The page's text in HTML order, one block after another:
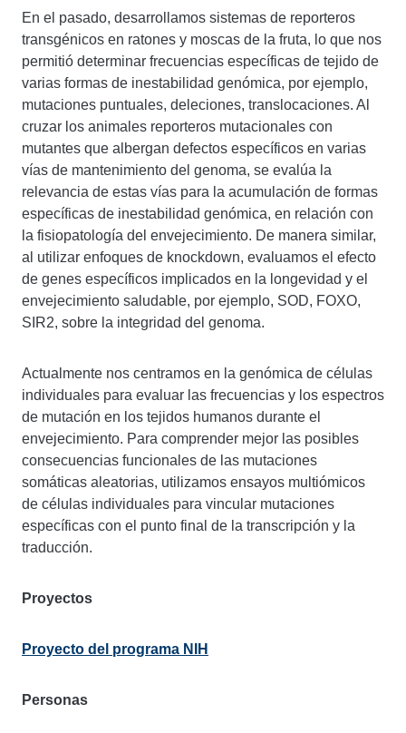
En el pasado, desarrollamos sistemas de reporteros
transgénicos en ratones y moscas de la fruta, lo que nos
permitió determinar frecuencias específicas de tejido de
varias formas de inestabilidad genómica, por ejemplo,
mutaciones puntuales, deleciones, translocaciones. Al
cruzar los animales reporteros mutacionales con
mutantes que albergan defectos específicos en varias
vías de mantenimiento del genoma, se evalúa la
relevancia de estas vías para la acumulación de formas
específicas de inestabilidad genómica, en relación con
la fisiopatología del envejecimiento. De manera similar,
al utilizar enfoques de knockdown, evaluamos el efecto
de genes específicos implicados en la longevidad y el
envejecimiento saludable, por ejemplo, SOD, FOXO,
SIR2, sobre la integridad del genoma.
Actualmente nos centramos en la genómica de células
individuales para evaluar las frecuencias y los espectros
de mutación en los tejidos humanos durante el
envejecimiento. Para comprender mejor las posibles
consecuencias funcionales de las mutaciones
somáticas aleatorias, utilizamos ensayos multiómicos
de células individuales para vincular mutaciones
específicas con el punto final de la transcripción y la
traducción.
Proyectos
Proyecto del programa NIH
Personas